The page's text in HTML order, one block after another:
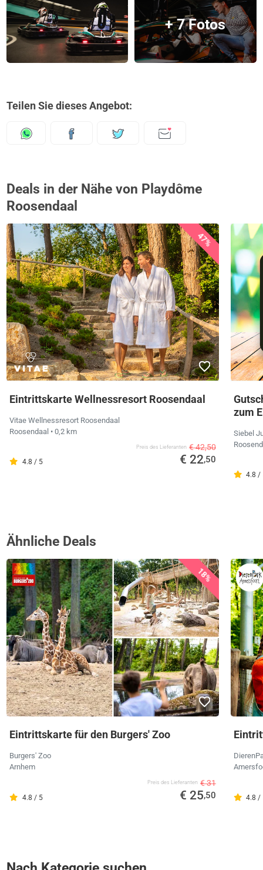
+ 7 Fotos
Teilen Sie dieses Angebot:
Deals in der Nähe von Playdôme
Roosendaal
47%
Eintrittskarte Wellnessresort Roosendaal
Vitae Wellnessresort Roosendaal
Roosendaal • 0,2 km
4.8 / 5
Preis des Lieferanten € 42,50
€ 22,50
zum
Siebel
4.8 /
Ähnliche Deals
18%
Eintrittskarte für den Burgers' Zoo
Burgers' Zoo
Arnhem
4.8 / 5
Preis des Lieferanten € 31
€ 25,50 4.8 /